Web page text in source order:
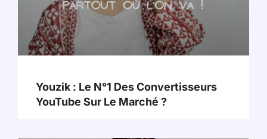
Youzik : Le N°1 Des Convertisseurs
YouTube Sur Le Marché ?